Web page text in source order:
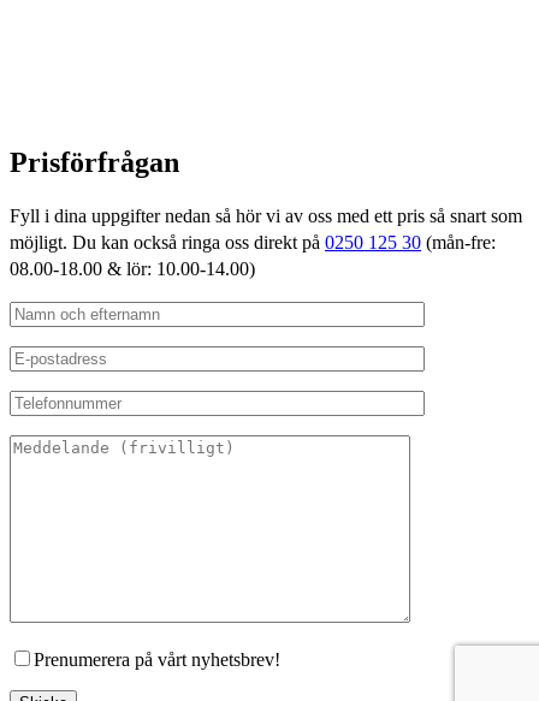
Prisförfrågan
Fyll i dina uppgifter nedan så hör vi av oss med ett pris så snart som
möjligt. Du kan också ringa oss direkt på 0250 125 30 (mån-fre:
08.00-18.00 & lör: 10.00-14.00)
Prenumerera på vårt nyhetsbrev!